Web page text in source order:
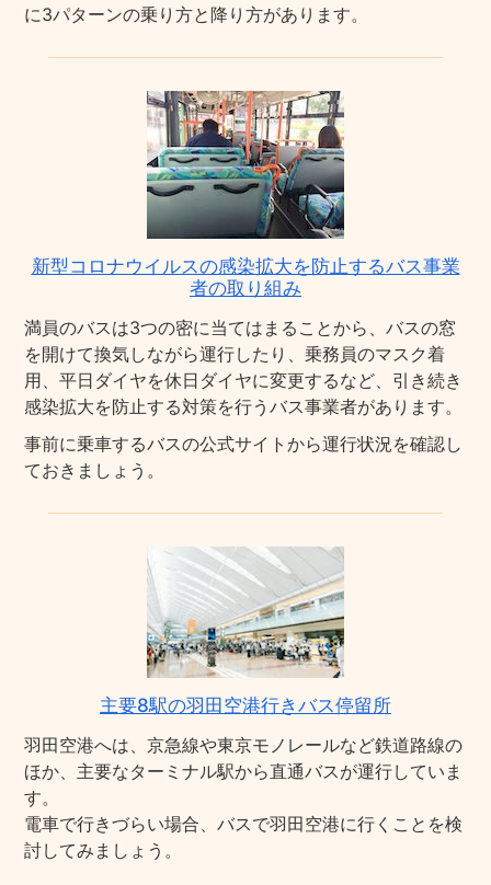
に3パターンの乗り方と降り方があります。
新型コロナウイルスの感染拡大を防止するバス事業
者の取り組み
満員のバスは3つの密に当てはまることから、バスの窓
を開けて換気しながら運行したり、乗務員のマスク着
用、平日ダイヤを休日ダイヤに変更するなど、引き続き
感染拡大を防止する対策を行うバス事業者があります。
事前に乗車するバスの公式サイトから運行状況を確認し
ておきましょう。
主要8駅の羽田空港行きバス停留所
羽田空港へは、京急線や東京モノレールなど鉄道路線の
ほか、主要なターミナル駅から直通バスが運行していま
す。
電車で行きづらい場合、バスで羽田空港に行くことを検
討してみましょう。